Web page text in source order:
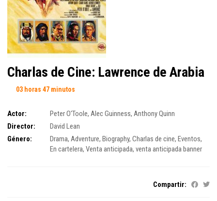
Charlas de Cine: Lawrence de Arabia
03 horas 47 minutos
Actor: Peter O'Toole, Alec Guinness, Anthony Quinn
Director:
David Lean
Género:
Drama, Adventure, Biography, Charlas de cine, Eventos,
En cartelera, Venta anticipada, venta anticipada banner
Compartir: